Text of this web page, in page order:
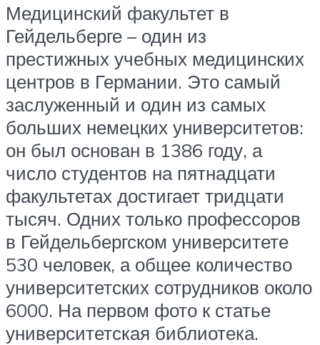
Медицинский факультет в
Гейдельберге – один из
престижных учебных медицинских
центров в Германии. Это самый
заслуженный и один из самых
больших немецких университетов:
он был основан в 1386 году, а
число студентов на пятнадцати
факультетах достигает тридцати
тысяч. Одних только профессоров
в Гейдельбергском университете
530 человек, а общее количество
университетских сотрудников около
6000. На первом фото к статье
университетская библиотека.